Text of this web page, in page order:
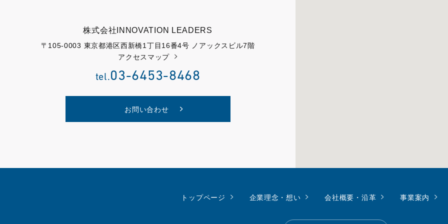
株式会社INNOVATION LEADERS
〒105-0003 東京都港区西新橋1丁目16番4号 ノアックスビル7階
アクセスマップ
tel.03-6453-8468
お問い合わせ
トップページ 企業理念・想い 会社概要・沿革 事業案内